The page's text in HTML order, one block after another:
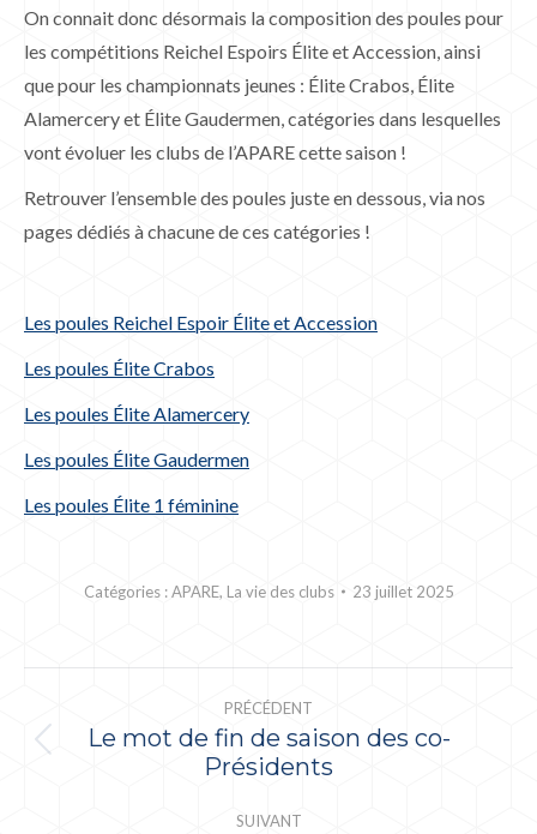
On connait donc désormais la composition des poules pour
les compétitions Reichel Espoirs Élite et Accession, ainsi
que pour les championnats jeunes : Élite Crabos, Élite
Alamercery et Élite Gaudermen, catégories dans lesquelles
vont évoluer les clubs de l’APARE cette saison !
Retrouver l’ensemble des poules juste en dessous, via nos
pages dédiés à chacune de ces catégories !
Les poules Reichel Espoir Élite et Accession
Les poules Élite Crabos
Les poules Élite Alamercery
Les poules Élite Gaudermen
Les poules Élite 1 féminine
Catégories :APARE, La vie des clubs 23 juillet 2025
ARTICLE
PRÉCÉDENT
Article
:
Le mot de fin de saison des co-
Présidents
SUIVANT